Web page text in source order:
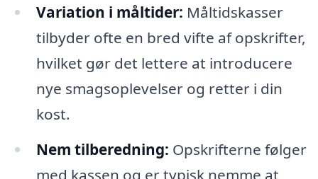
Variation i måltider: Måltidskasser
tilbyder ofte en bred vifte af opskrifter,
hvilket gør det lettere at introducere
nye smagsoplevelser og retter i din
kost.
Nem tilberedning: Opskrifterne følger
med kassen og er typisk nemme at